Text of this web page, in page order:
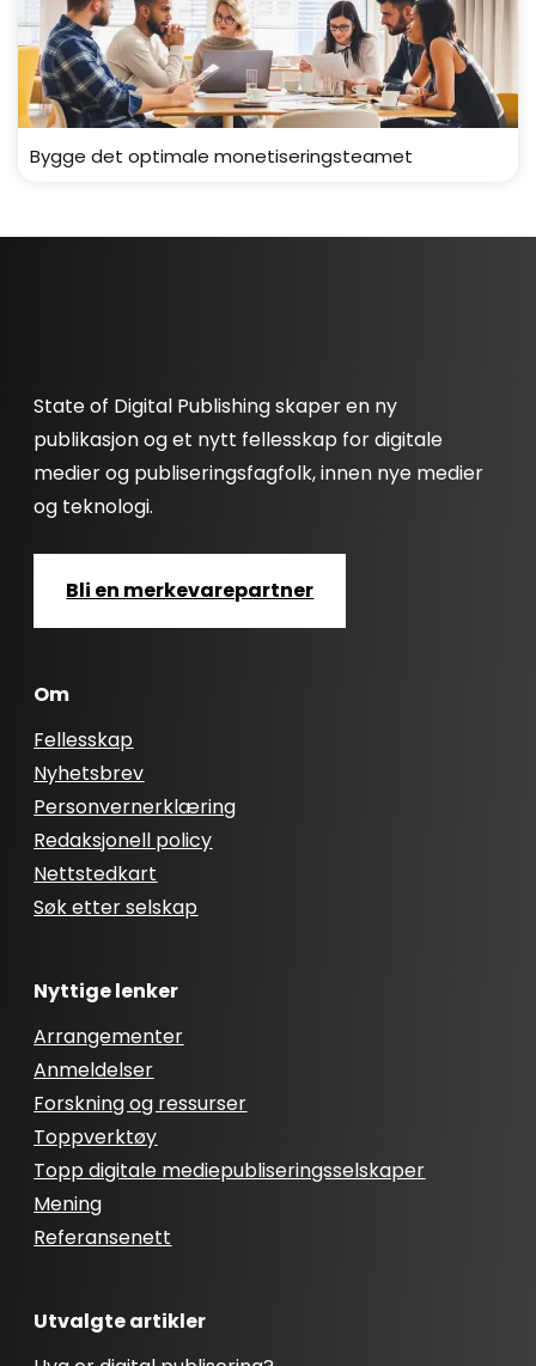
Bygge det optimale monetiseringsteamet
State of Digital Publishing skaper en ny
publikasjon og et nytt fellesskap for digitale
medier og publiseringsfagfolk, innen nye medier
og teknologi.
Bli en merkevarepartner
Om
Fellesskap
Nyhetsbrev
Personvernerklæring
Redaksjonell policy
Nettstedkart
Søk etter selskap
Nyttige lenker
Arrangementer
Anmeldelser
Forskning og ressurser
Toppverktøy
Topp digitale mediepubliseringsselskaper
Mening
Referansenett
Utvalgte artikler